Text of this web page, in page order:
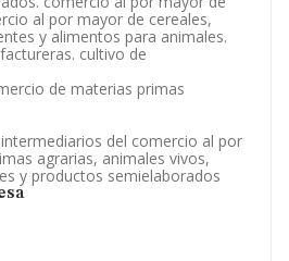
al por mayor de cereales,
y alimentos para animales.
cultivo de
de materias primas
del comercio al por
agrarias, animales vivos,
y productos semielaborados